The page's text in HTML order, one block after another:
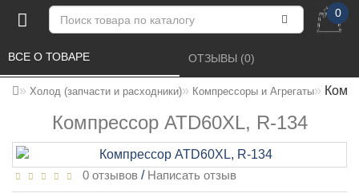
0
Холод (запчасти и расходники) Компрессоры и Агрегаты
Компрессор ATD60XL, R-134
ВСЕ О ТОВАРЕ ОТЗЫВЫ (0)
0 отзывов / Написать отзыв